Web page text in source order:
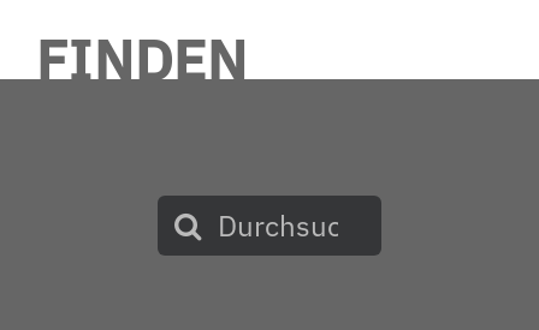
FINDEN
Suche
nach: